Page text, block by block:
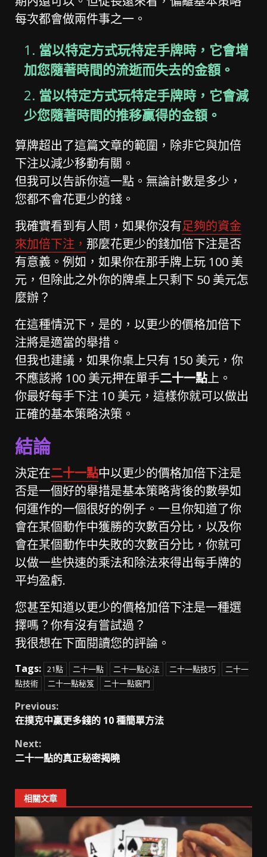
每次都會做兩件事之一。
當以特定方式玩特定手牌時，它會增
加您隨著時間的流逝而失去的金額。
當以特定方式玩特定手牌時，它會減
少您隨著時間的推移贏得的金額。
算牌超出了這篇文章的範圍，除非它與加倍
下注以減少移動有關。
但我可以告訴你這一點。無論計數是多少，
您都不會花更少的錢。
我確實看到有人問，如果你沒有足夠的資金
來加倍下注， 那麼花更少的錢加倍下注是否
有意義。例如，如果你在那手牌上玩 100 美
元，但除此之外你的牌桌上只剩下 50 美元怎
麼辦？
在這種情況下，是的，以更少的價格加倍下
注將是適當的舉措。
但我也建議，如果你桌上只有 150 美元，你
不應該將 100 美元押在單手二十一點上。
你最好每手下注 10 美元，這樣你就可以做出
正確的基本策略決策。
結論
決定在二十一點中以更少的價格加倍下注是
否是一個好的舉措是基本策略背後的數學如
何運作的一個很好的例子。一旦你知道了你
會在某個動作中獲勝的次數百分比，以及你
會在某個動作中失敗的次數百分比，你就可
以做一些快速的乘法和除法來得出每手牌的
平均盈虧.
您甚至知道以更少的價格加倍下注是一種選
擇嗎？你有沒有嘗試過？
我很想在下面閱讀您的評論。
Tags: 21點 二十一點 二十一點心法 二十一點技巧
二十一
點技術
二十一點秘笈 二十一點竅門
Continue
Previous:
在撲克中贏更多錢的 10 種簡單方法
Next:
二十一點的真正秘密揭曉
相關文章